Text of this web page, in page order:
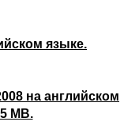
языке.
на английском
MB.